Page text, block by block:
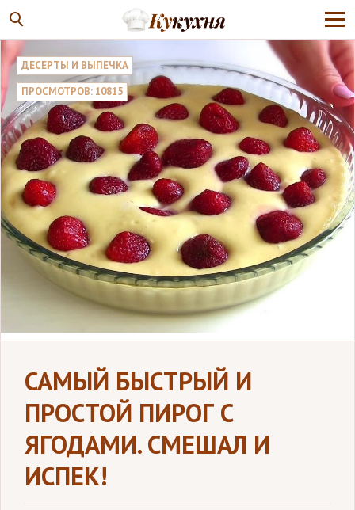
ДЕСЕРТЫ И ВЫПЕЧКА
ПРОСМОТРОВ: 10815
САМЫЙ БЫСТРЫЙ И
ПРОСТОЙ ПИРОГ С
ЯГОДАМИ. СМЕШАЛ И
ИСПЕК!